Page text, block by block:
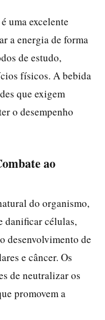
uma excelente
a energia de forma
de estudo,
físicos. A bebida
que exigem
o desempenho
ao
do organismo,
danificar células,
desenvolvimento de
e câncer. Os
de neutralizar os
promovem a